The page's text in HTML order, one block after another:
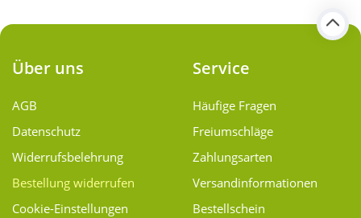
Über uns
AGB
Datenschutz
Widerrufsbelehrung
Bestellung widerrufen
Cookie-Einstellungen
Service
Häufige Fragen
Freiumschläge
Zahlungsarten
Versand­informationen
Bestellschein